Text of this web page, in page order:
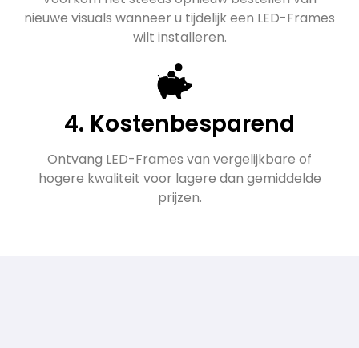
nieuwe visuals wanneer u tijdelijk een LED-Frames
wilt installeren.
4. Kostenbesparend
Ontvang LED-Frames van vergelijkbare of
hogere kwaliteit voor lagere dan gemiddelde
prijzen.